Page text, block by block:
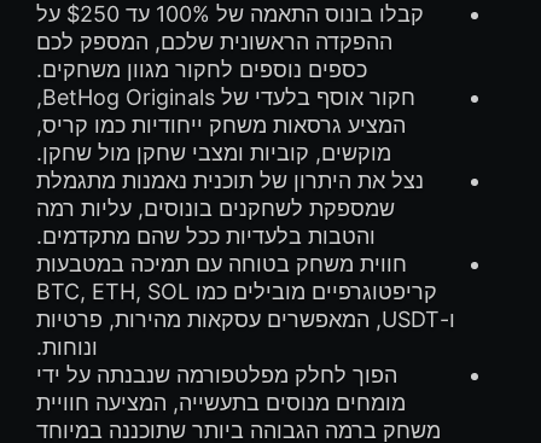
קבלו בונוס התאמה של 100% עד $250 על
ההפקדה הראשונית שלכם, המספק לכם
כספים נוספים לחקור מגוון משחקים.
חקור אוסף בלעדי של BetHog Originals,
המציע גרסאות משחק ייחודיות כמו קריס,
מוקשים, קוביות ומצבי שחקן מול שחקן.
נצל את היתרון של תוכנית נאמנות מתגמלת
שמספקת לשחקנים בונוסים, עליות רמה
והטבות בלעדיות ככל שהם מתקדמים.
חווית משחק בטוחה עם תמיכה במטבעות
קריפטוגרפיים מובילים כמו BTC, ETH, SOL
ו-USDT, המאפשרים עסקאות מהירות, פרטיות
ונוחות.
הפוך לחלק מפלטפורמה שנבנתה על ידי
מומחים מנוסים בתעשייה, המציעה חוויית
משחק ברמה הגבוהה ביותר שתוכננה במיוחד